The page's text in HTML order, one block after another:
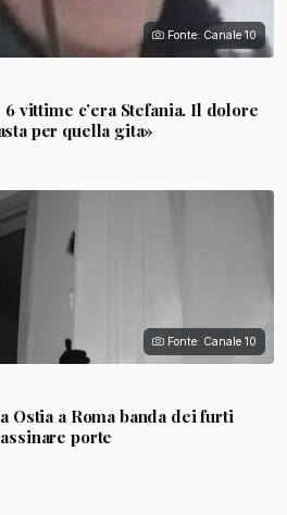
Fonte: Canale 10
vittime c’era Stefania. Il dolore
per quella gita»
Fonte: Canale 10
Ostia a Roma banda dei furti
porte